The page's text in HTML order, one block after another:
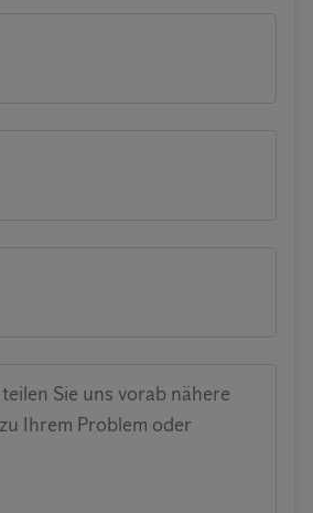
Sie uns vorab nähere
Ihrem Problem oder